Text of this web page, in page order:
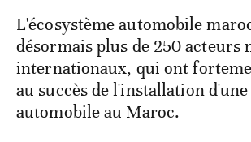
L'écosystème automobile
désormais plus de 250 acteurs
internationaux, qui ont
au succès de l'installation
automobile au Maroc.